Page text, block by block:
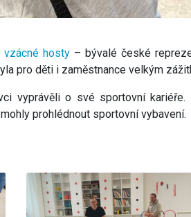
vzácné hosty – bývalé české
pro děti i zaměstnance velkým
vyprávěli o své sportovní
prohlédnout sportovní vybavení.